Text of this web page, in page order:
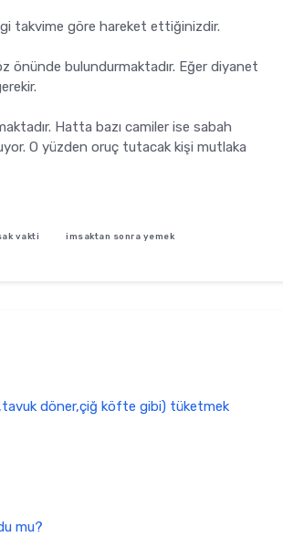
takvime göre hareket ettiğinizdir.
önünde bulundurmaktadır. Eğer diyanet
Hatta bazı camiler ise sabah
O yüzden oruç tutacak kişi mutlaka
vakti imsaktan sonra yemek
döner,çiğ köfte gibi) tüketmek
mu?